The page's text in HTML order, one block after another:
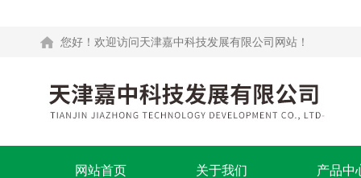
您好！欢迎访问天津嘉中科技发展有限公司网站！
网站首页 关于我们 产品中